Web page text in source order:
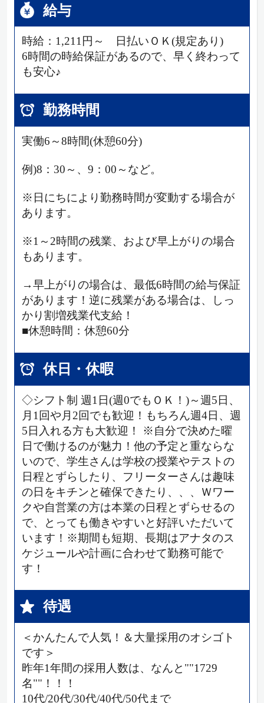
給与
時給：1,211円～ 日払いＯＫ(規定あり)
6時間の時給保証があるので、早く終わって
も安心♪
勤務時間
実働6～8時間(休憩60分)
例)8：30～、9：00～など。
※日にちにより勤務時間が変動する場合が
あります。
※1～2時間の残業、および早上がりの場合
もあります。
→早上がりの場合は、最低6時間の給与保証
があります！逆に残業がある場合は、しっ
かり割増残業代支給！
■休憩時間：休憩60分
休日・休暇
◇シフト制 週1日(週0でもＯＫ！)～週5日、
月1回や月2回でも歓迎！もちろん週4日、週
5日入れる方も大歓迎！ ※自分で決めた曜
日で働けるのが魅力！他の予定と重ならな
いので、学生さんは学校の授業やテストの
日程とずらしたり、フリーターさんは趣味
の日をキチンと確保できたり、、、Ｗワー
クや自営業の方は本業の日程とずらせるの
で、とっても働きやすいと好評いただいて
います！※期間も短期、長期はアナタのス
ケジュールや計画に合わせて勤務可能で
す！
待遇
＜かんたんで人気！＆大量採用のオシゴト
です＞
昨年1年間の採用人数は、なんと""1729
名""！！！
10代/20代/30代/40代/50代まで